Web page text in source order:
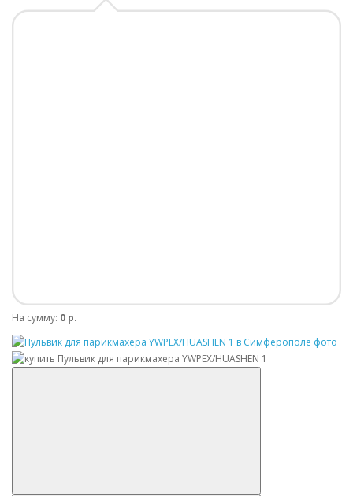
На сумму: 0 р.